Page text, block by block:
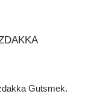
Gutsmek.